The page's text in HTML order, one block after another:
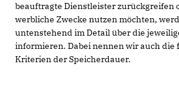
beauftragte Dienstleister zurückgreifen
werbliche Zwecke nutzen möchten,
untenstehend im Detail über die
informieren. Dabei nennen wir auch die
Kriterien der Speicherdauer.